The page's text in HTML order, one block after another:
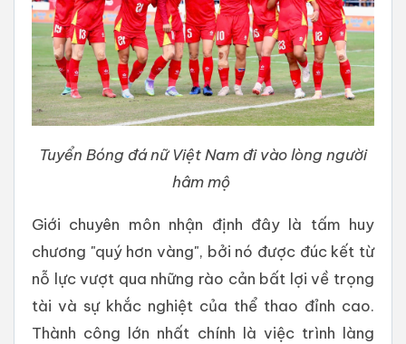
Tuyển Bóng đá nữ Việt Nam đi vào lòng người
hâm mộ
Giới chuyên môn nhận định đây là tấm huy
chương "quý hơn vàng", bởi nó được đúc kết từ
nỗ lực vượt qua những rào cản bất lợi về trọng
tài và sự khắc nghiệt của thể thao đỉnh cao.
Thành công lớn nhất chính là việc trình làng